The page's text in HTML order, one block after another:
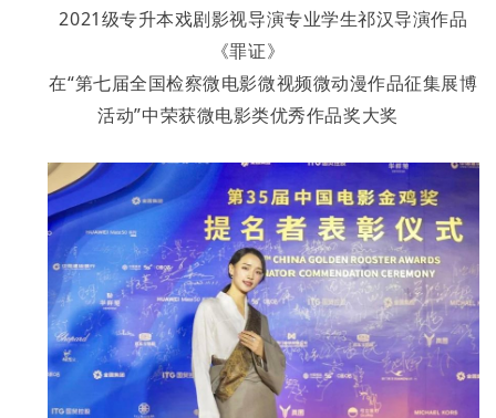
2021级专升本戏剧影视导演专业学生祁汉导演作品
《罪证》
在“第七届全国检察微电影微视频微动漫作品征集展博
活动”中荣获微电影类优秀作品奖大奖